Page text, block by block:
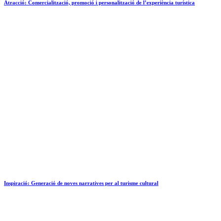
Atracció: Comercialització, promoció i personalització de l’experiència turística
Inspiració: Generació de noves narratives per al turisme cultural